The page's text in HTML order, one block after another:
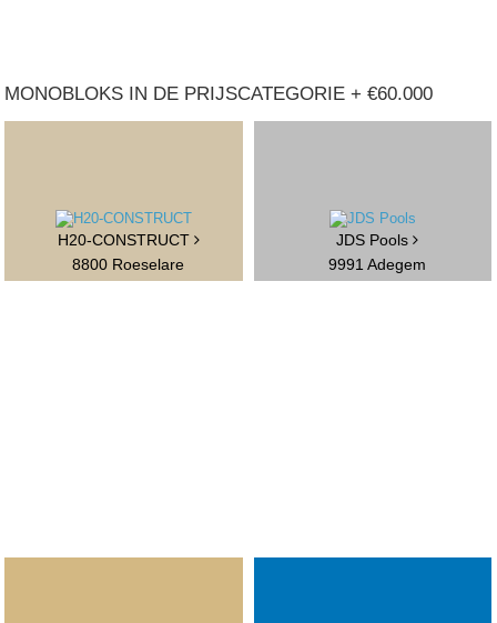
MONOBLOKS IN DE PRIJSCATEGORIE + €60.000
H20-CONSTRUCT
8800 Roeselare
JDS Pools
9991 Adegem